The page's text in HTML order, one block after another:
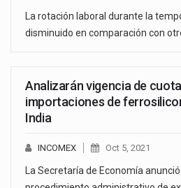
La rotación laboral durante la
disminuido en comparación con
Analizarán vigencia de
importaciones de
India
INCOMEX Oct 5, 2021
La Secretaría de Economía anunció